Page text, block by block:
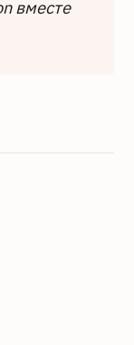
вместе